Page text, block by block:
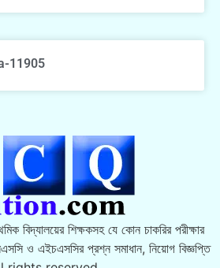
11905
বিদ্যালয়ের শিক্ষকসহ যে কোন চাকরির পরীক্ষার
ও এইচএসসির প্রশ্ন সমাধান, নিয়োগ বিজ্ঞপ্তি